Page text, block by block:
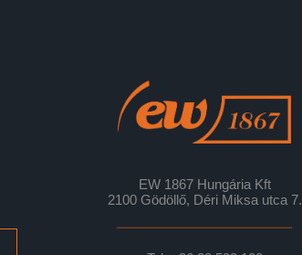
EW 1867 Hungária Kft
2100 Gödöllő, Déri Miksa utca 7.